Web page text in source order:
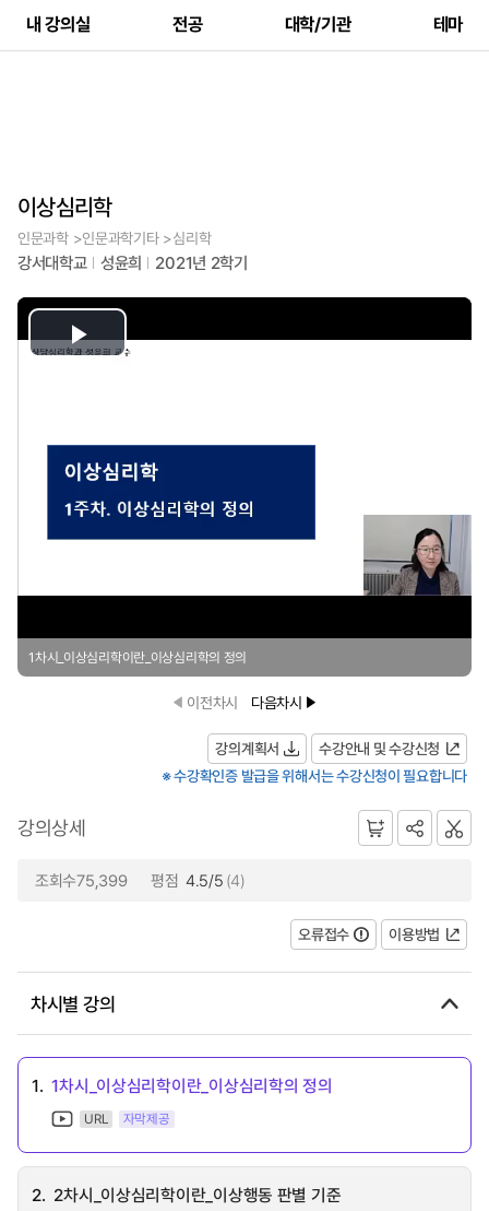
내 강의실 전공 대학/기관 테마
이상심리학
인문과학 >인문과학기타 >심리학
강서대학교 성윤희 2021년 2학기
Play
1차시_이상심리학이란_이상심리학의 정의
이전차시 다음차시
강의계획서
수강안내 및 수강신청
※ 수강확인증 발급을 위해서는 수강신청이 필요합니다
강의상세
조회수75,399 평점 4.5/5 (4)
오류접수 이용방법
차시별 강의
1. 1차시_이상심리학이란_이상심리학의 정의
URL 자막제공
2. 2차시_이상심리학이란_이상행동 판별 기준